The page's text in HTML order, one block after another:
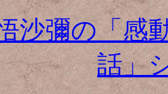
沙彌の「感
話」